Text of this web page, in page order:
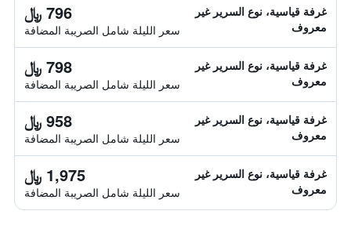
غرفة قياسية، نوع السرير غير
معروف
796 ﷼
سعر الليلة شامل الصريبة المضافة
غرفة قياسية، نوع السرير غير
معروف
798 ﷼
سعر الليلة شامل الصريبة المضافة
غرفة قياسية، نوع السرير غير
معروف
958 ﷼
سعر الليلة شامل الصريبة المضافة
غرفة قياسية، نوع السرير غير
معروف
1,975 ﷼
سعر الليلة شامل الصريبة المضافة